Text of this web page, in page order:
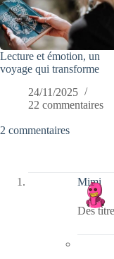
Lecture et émotion, un
voyage qui transforme
24/11/2025
22 commentaires
2 commentaires
Mimi
Des